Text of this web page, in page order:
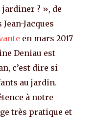
jardiner ? », de
Jacques
en mars 2017
Deniau est
c’est dire si
au jardin.
à notre
très pratique et